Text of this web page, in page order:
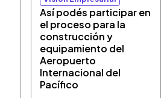
Así podés participar en
el proceso para la
construcción y
equipamiento del
Aeropuerto
Internacional del
Pacífico